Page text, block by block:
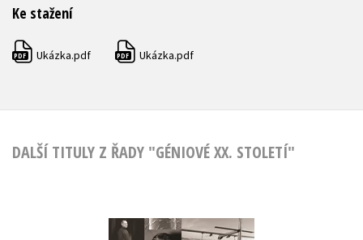
Ke stažení
PDF Ukázka.pdf PDF Ukázka.pdf
DALŠÍ TITULY Z ŘADY "GÉNIOVÉ XX. STOLETÍ"